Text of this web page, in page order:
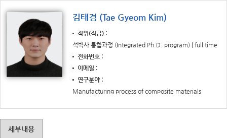
김태겸 (Tae Gyeom Kim)
직위(직급)
석박사 통합과정 (Integrated Ph.D. program) | full time
전화번호
이메일
연구분야
Manufacturing process of composite materials
세부내용